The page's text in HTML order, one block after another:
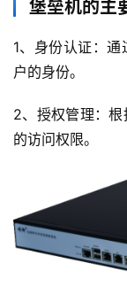
堡垒机的主
1、身份认证：
户的身份。
2、授权管理：
的访问权限。